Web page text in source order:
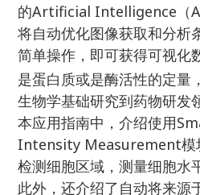
的Artificial Intelligence（
将自动优化图像获取和分析
简单操作，即可获得可视化
是蛋白质或是酶活性的定量
生物学基础研究到药物研发
本应用指南中，介绍使用
Intensity Measurement模
检测细胞区域，测量细胞水
此外，还介绍了自动将来源